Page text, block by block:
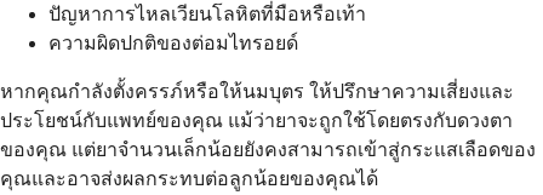
ปัญหาการไหลเวียนโลหิตที่มือหรือเท้า
ความผิดปกติของต่อมไทรอยด์
หากคุณกำลังตั้งครรภ์หรือให้นมบุตร ให้ปรึกษาความเสี่ยงและ
ประโยชน์กับแพทย์ของคุณ แม้ว่ายาจะถูกใช้โดยตรงกับดวงตา
ของคุณ แต่ยาจำนวนเล็กน้อยยังคงสามารถเข้าสู่กระแสเลือดของ
คุณและอาจส่งผลกระทบต่อลูกน้อยของคุณได้